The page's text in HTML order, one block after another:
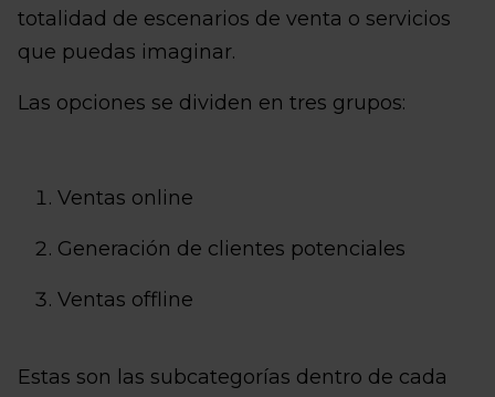
totalidad de escenarios de venta o servicios
que puedas imaginar.
Las opciones se dividen en tres grupos:
Ventas online
Generación de clientes potenciales
Ventas offline
Estas son las subcategorías dentro de cada